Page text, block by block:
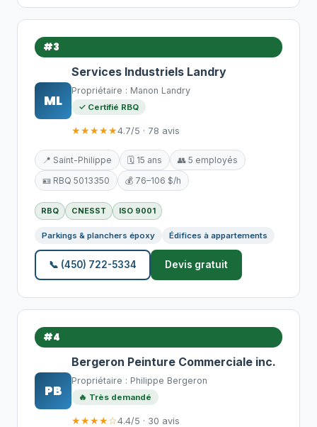
#3
ML
Services Industriels Landry
Propriétaire : Manon Landry
✓ Certifié RBQ
★★★★★4.7/5 · 78 avis
📍 Saint-Philippe 🗓️ 15 ans
👥 5 employés
🪪 RBQ 5013350
💰 76–106 $/h
RBQ CNESST ISO 9001
Parkings & planchers époxy Édifices à appartements
📞 (450) 722-5334 Devis gratuit
#4
PB
Bergeron Peinture Commerciale inc.
Propriétaire : Philippe Bergeron
🔥 Très demandé
★★★★☆4.4/5 · 30 avis